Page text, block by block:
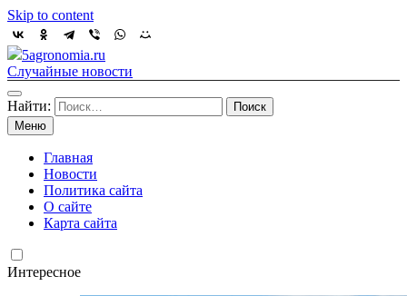
Skip to content
5agronomia.ru
Случайные новости
Найти:
Меню
Главная
Новости
Политика сайта
О сайте
Карта сайта
Интересное